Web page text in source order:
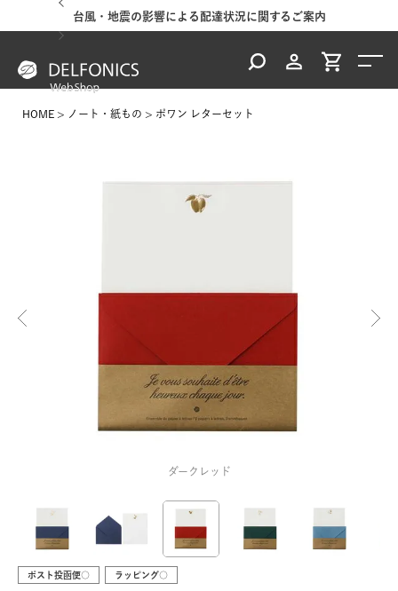
台風・地震の影響による配達状況に関するご案内
HOME ノート・紙もの ポワン レターセット
ダークレッド
ポスト投函便○ ラッピング○